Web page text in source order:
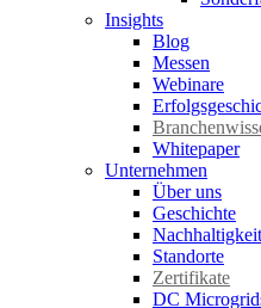
Insights
Blog
Messen
Webinare
Whitepaper
Unternehmen
Über uns
Geschichte
Nachhaltigkeit
Standorte
Zertifikate
DC